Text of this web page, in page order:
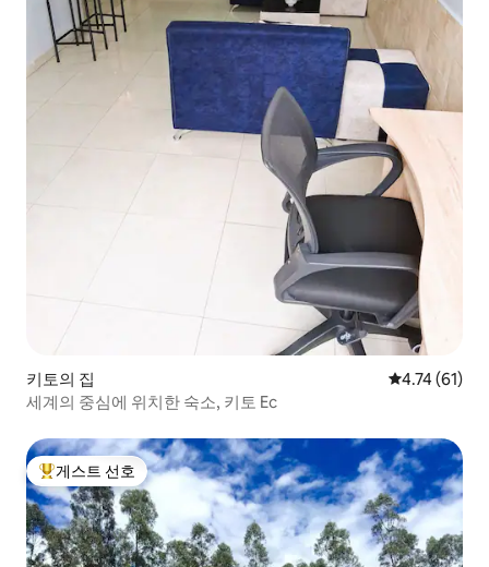
키토의 집 평점 4.74점
4.74 (61)
세계의 중심에 위치한 숙소, 키토 Ec
상위 게스트 선호
게스트 선호